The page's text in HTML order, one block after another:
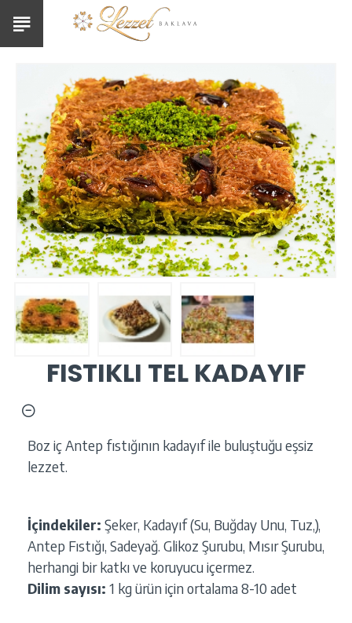
FISTIKLI TEL KADAYIF
Boz iç Antep fıstığının kadayıf ile buluştuğu eşsiz
lezzet.
İçindekiler: Şeker, Kadayıf (Su, Buğday Unu, Tuz,),
Antep Fıstığı, Sadeyağ. Glikoz Şurubu, Mısır Şurubu,
herhangi bir katkı ve koruyucu içermez.
Dilim sayısı: 1 kg ürün için ortalama 8-10 adet